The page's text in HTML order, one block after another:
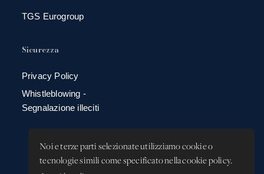
Noi e terze parti selezionate utilizziamo cookie o
tecnologie simili come specificato nella cookie policy.
TGS Eurogroup
Sicurezza
Privacy Policy
Whistleblowing -
Segnalazione illeciti